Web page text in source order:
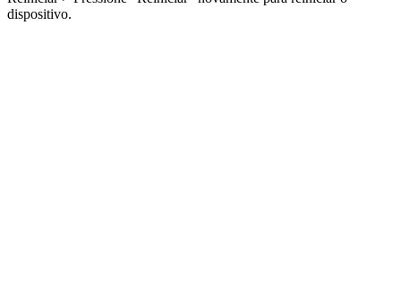
dispositivo.